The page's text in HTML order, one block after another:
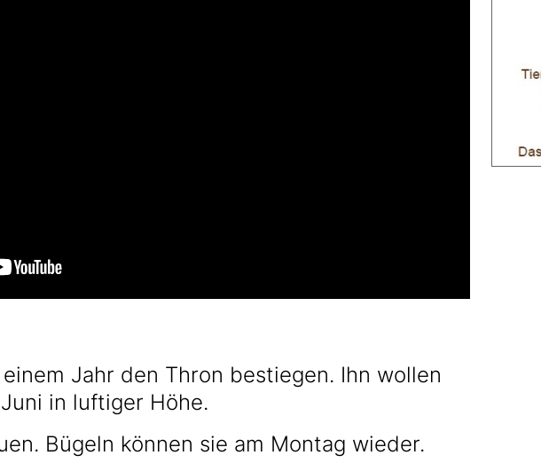
Jahr den Thron bestiegen. Ihn wollen
in luftiger Höhe.
Bügeln können sie am Montag wieder.